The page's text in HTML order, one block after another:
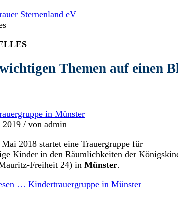
Sternenland eV
Themen auf einen
in Münster
/ von admin
2018 startet eine Trauergruppe für
Kinder in den Räumlichkeiten der
Freiheit 24) in Münster.
… Kindertrauergruppe in Münster